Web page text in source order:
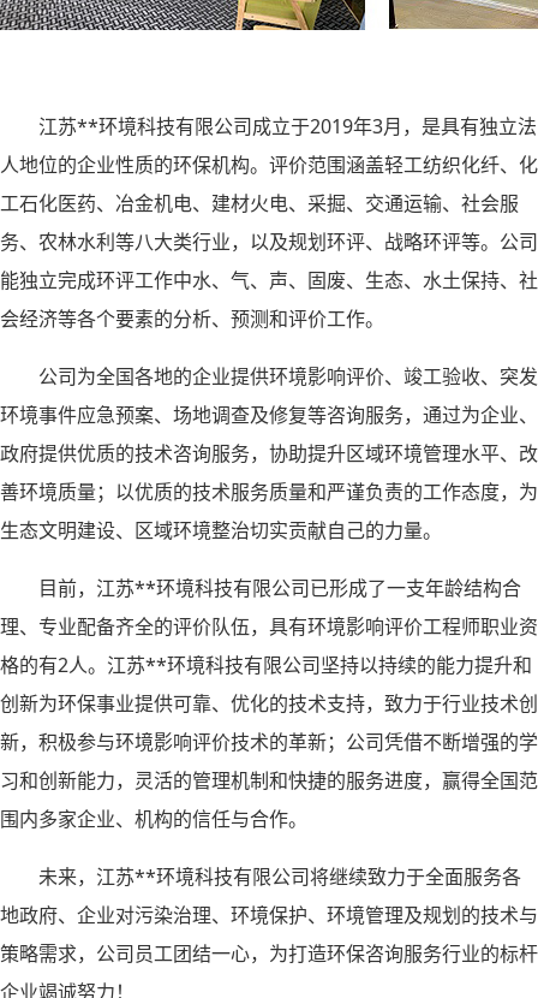
江苏**环境科技有限公司成立于2019年3月，是具有独立法
人地位的企业性质的环保机构。评价范围涵盖轻工纺织化纤、化
工石化医药、冶金机电、建材火电、采掘、交通运输、社会服
务、农林水利等八大类行业，以及规划环评、战略环评等。公司
能独立完成环评工作中水、气、声、固废、生态、水土保持、社
会经济等各个要素的分析、预测和评价工作。
公司为全国各地的企业提供环境影响评价、竣工验收、突发
环境事件应急预案、场地调查及修复等咨询服务，通过为企业、
政府提供优质的技术咨询服务，协助提升区域环境管理水平、改
善环境质量；以优质的技术服务质量和严谨负责的工作态度，为
生态文明建设、区域环境整治切实贡献自己的力量。
目前，江苏**环境科技有限公司已形成了一支年龄结构合
理、专业配备齐全的评价队伍，具有环境影响评价工程师职业资
格的有2人。江苏**环境科技有限公司坚持以持续的能力提升和
创新为环保事业提供可靠、优化的技术支持，致力于行业技术创
新，积极参与环境影响评价技术的革新；公司凭借不断增强的学
习和创新能力，灵活的管理机制和快捷的服务进度，赢得全国范
围内多家企业、机构的信任与合作。
未来，江苏**环境科技有限公司将继续致力于全面服务各
地政府、企业对污染治理、环境保护、环境管理及规划的技术与
策略需求，公司员工团结一心，为打造环保咨询服务行业的标杆
企业竭诚努力！